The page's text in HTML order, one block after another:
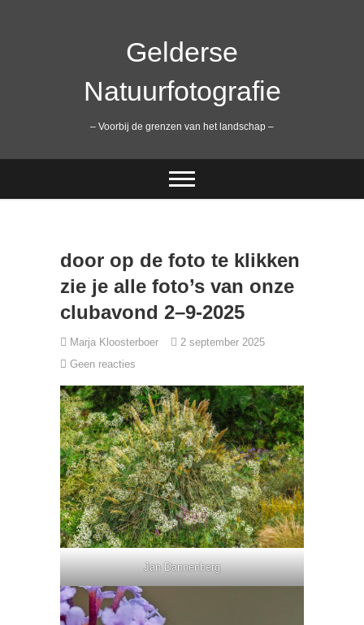
Gelderse
Natuurfotografie
– Voorbij de grenzen van het landschap –
door op de foto te klikken
zie je alle foto’s van onze
clubavond 2–9-2025
Marja Kloosterboer
2 september 2025
Geen reacties
Jan Dannenberg